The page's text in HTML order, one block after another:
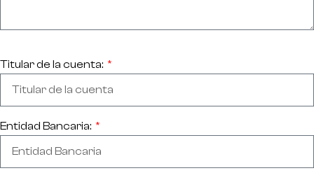
Titular de la cuenta:
Entidad Bancaria: